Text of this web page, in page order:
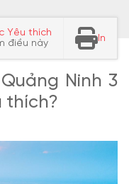
Yêu thích
điều này
In
Ninh 3
thích?